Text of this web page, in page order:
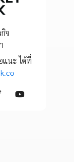
จ
นะ ได้ที่